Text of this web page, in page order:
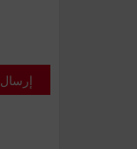
إرسال